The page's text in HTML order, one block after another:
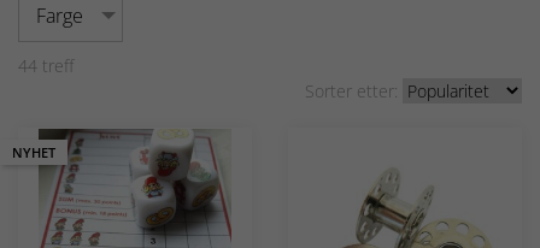
Farge
44 treff
Sorter etter:
NYHET